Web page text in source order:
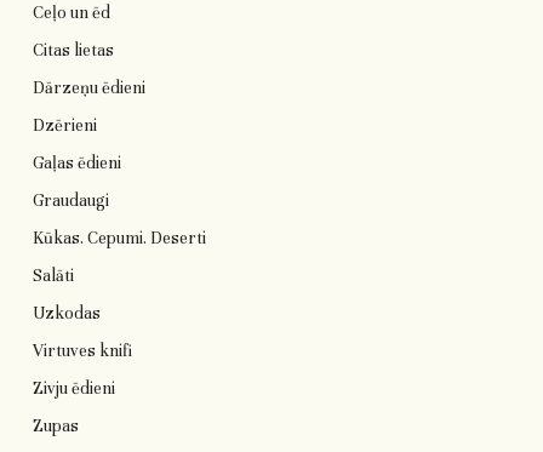
Ceļo un ēd
Citas lietas
Dārzeņu ēdieni
Dzērieni
Gaļas ēdieni
Graudaugi
Kūkas. Cepumi. Deserti
Salāti
Uzkodas
Virtuves knifi
Zivju ēdieni
Zupas